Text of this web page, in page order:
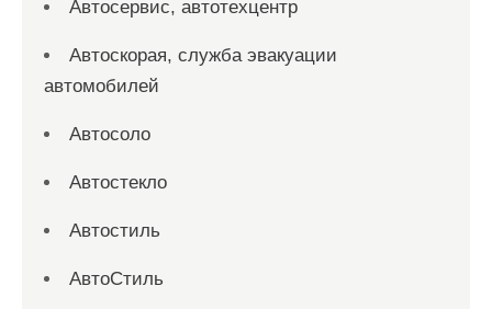
Автосервис, автотехцентр
Автоскорая, служба эвакуации
автомобилей
Автосоло
Автостекло
Автостиль
АвтоСтиль